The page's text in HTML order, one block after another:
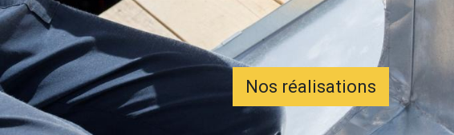
Nos réalisations